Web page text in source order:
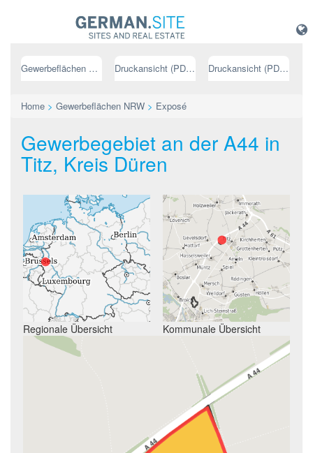
Gewerbeflächen NRW Druckansicht (PDF) // deutsch Druckansicht (PDF) // englisch
Home > Gewerbeflächen NRW > Exposé
Gewerbegebiet an der A44 in
Titz, Kreis Düren
Regionale Übersicht Kommunale Übersicht